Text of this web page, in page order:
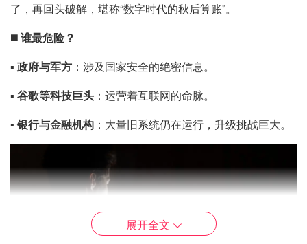
了，再回头破解，堪称“数字时代的秋后算账”。
◼️谁最危险？
▪️ 政府与军方 ：涉及国家安全的绝密信息。
▪️ 谷歌等科技巨头 ：运营着互联网的命脉。
▪️ 银行与金融机构 ：大量旧系统仍在运行，升级挑战巨大。
展开全文